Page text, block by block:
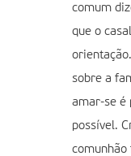
comum
que o
sobre a
amar-se é
possível.
comunhão